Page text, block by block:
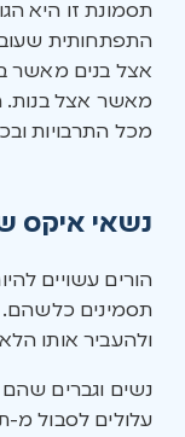
תסמונת זו היא
התפתחותית
אצל בנים מאשר
מאשר אצל בנות.
מכל התרבויות
נשאי איקס
הורים עשויים
תסמינים כלשהם.
ולהעביר אותו
נשים וגברים
עלולים לסבול